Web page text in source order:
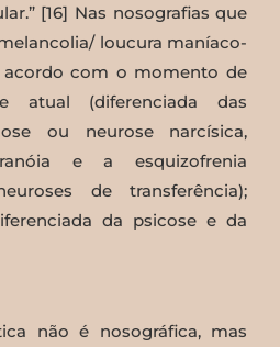
[16] Nas nosografias que
loucura maníaco-
acordo com o momento de
atual (diferenciada das
ou neurose narcísica,
e a esquizofrenia
de transferência);
da psicose e da
não é nosográfica, mas